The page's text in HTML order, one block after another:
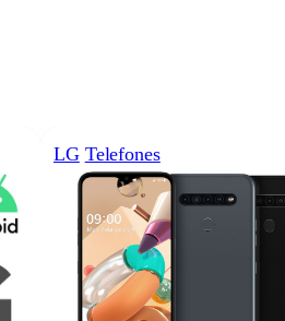
LG Telefones